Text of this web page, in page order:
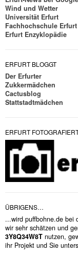
Wind und Wetter
Universität Erfurt
Fachhochschule Erfurt
Erfurt Enzyklopädie
ERFURT BLOGGT
Der Erfurter
Zukkermädchen
Cactusblog
Stattstadtmädchen
ERFURT
ÜBRIGENS…
...wird puffbohne.de bei
wir sehr schätzen und
3Y8Q34W8T nutzen,
ihr Projekt und Sie